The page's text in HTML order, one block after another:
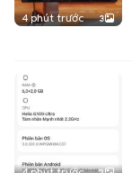
4 phút trước 3